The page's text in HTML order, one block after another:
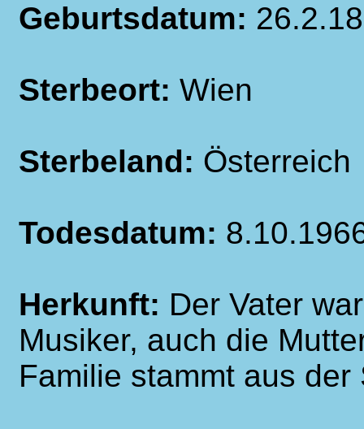
Geburtsdatum:
Sterbeort: Wien
Sterbeland: Österreich
Todesdatum:
Herkunft: Der Vater
Musiker, auch die
Familie stammt aus der